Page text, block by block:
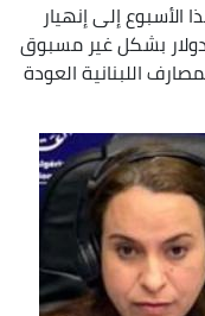
إلى إنهيار
الدولار بشكل غير مسبوق
اللبنانية العودة